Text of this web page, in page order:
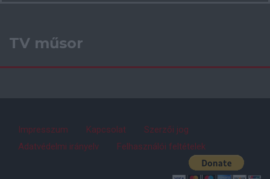
TV műsor
Impresszum Kapcsolat
Szerzői jog
Adatvédelmi irányelv
Felhasználói feltételek